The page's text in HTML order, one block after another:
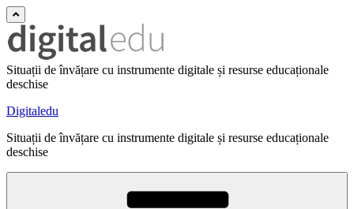
Situații de învățare cu instrumente digitale și resurse educaționale
deschise
Digitaledu
Situații de învățare cu instrumente digitale și resurse educaționale
deschise